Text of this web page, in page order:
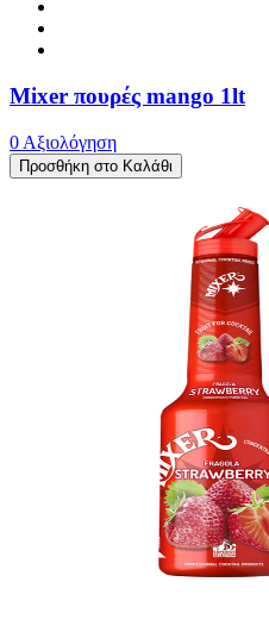
Mixer πουρές mango 1lt
0 Αξιολόγηση
Προσθήκη στο Καλάθι